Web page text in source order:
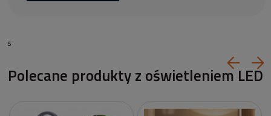
s
Polecane produkty z oświetleniem LED